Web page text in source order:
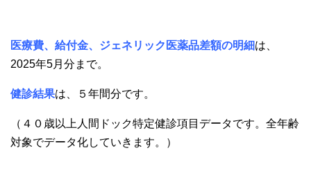
医療費、給付金、ジェネリック医薬品差額の明細は、
2025年5月分まで。
健診結果は、５年間分です。
（４０歳以上人間ドック特定健診項目データです。全年齢
対象でデータ化していきます。）